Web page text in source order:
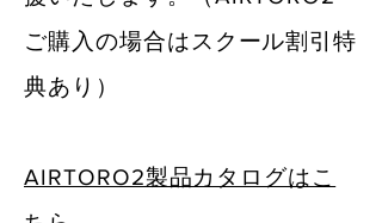
ご購入の場合はスクール割引特
典あり）
AIRTORO2製品カタログはこ